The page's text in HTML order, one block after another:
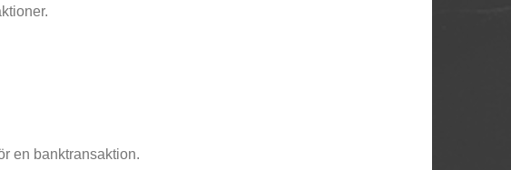
en banktransaktion.